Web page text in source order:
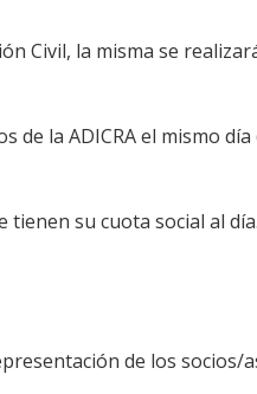
Civil, la misma se
la ADICRA el mismo día
su cuota social al
de los socios/